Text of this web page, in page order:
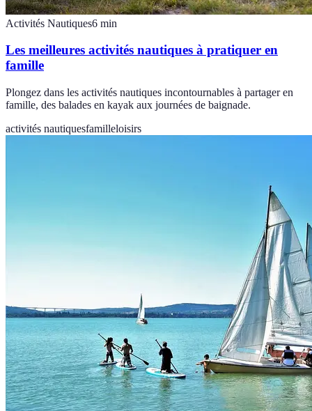
Activités Nautiques6 min
Les meilleures activités nautiques à pratiquer en
famille
Plongez dans les activités nautiques incontournables à partager en
famille, des balades en kayak aux journées de baignade.
activités nautiquesfamilleloisirs